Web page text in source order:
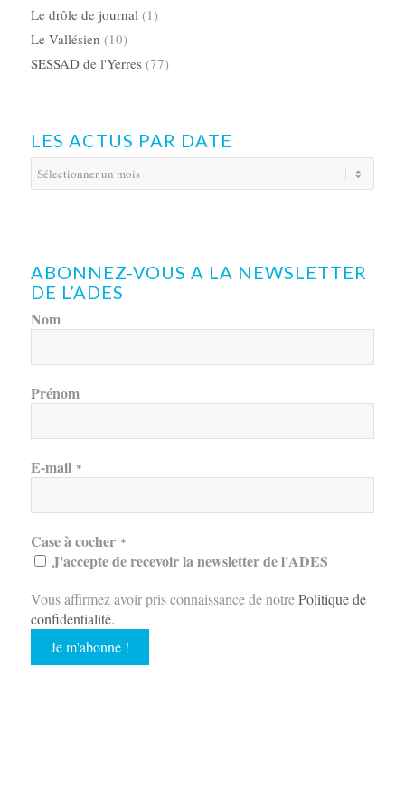
Le drôle de journal (1)
Le Vallésien (10)
SESSAD de l'Yerres (77)
LES ACTUS PAR DATE
ABONNEZ-VOUS A LA NEWSLETTER
DE L’ADES
Nom
Prénom
E-mail *
Case à cocher *
J'accepte de recevoir la newsletter de l'ADES
Vous affirmez avoir pris connaissance de notrePolitique de
confidentialité.